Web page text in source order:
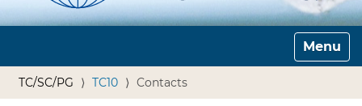
Toggle
TC/SC/PG TC10 Contacts